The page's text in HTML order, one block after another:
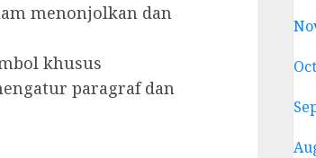
menonjolkan dan
khusus
paragraf dan